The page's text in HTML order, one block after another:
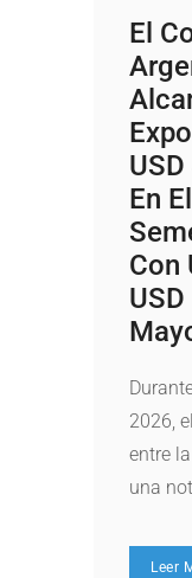
El
En
Con
2026,
entre
una
Leer